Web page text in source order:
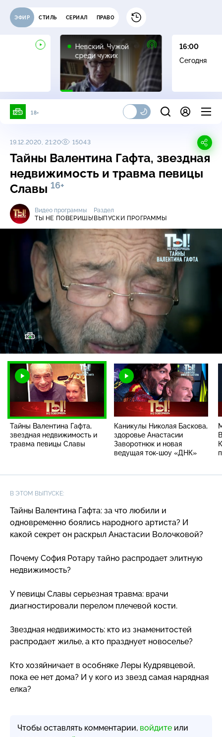
ЭФИР СТИЛЬ СЕРИАЛ ПРАВО
Невский. Чужой
среди чужих
16+
16:00
Сегодня
18+
19.12.2020, 21:20 15043
Тайны Валентина Гафта, звездная
недвижимость и травма певицы
Славы 16+
Видео программы
ТЫ НЕ ПОВЕРИШЬ!
Раздел
ВЫПУСКИ ПРОГРАММЫ
/
Загрузка:
1.87%
Тайны Валентина Гафта,
звездная недвижимость и
травма певицы Славы
Каникулы Николая Баскова,
здоровье Анастасии
Заворотнюк и новая
ведущая ток-шоу «ДНК»
В ЭТОМ ВЫПУСКЕ:
Тайны Валентина Гафта: за что любили и
одновременно боялись народного артиста? И
какой секрет он раскрыл Анастасии Волочковой?
Почему София Ротару тайно распродает элитную
недвижимость?
У певицы Славы серьезная травма: врачи
диагностировали перелом плечевой кости.
Звездная недвижимость: кто из знаменитостей
распродает жилье, а кто празднует новоселье?
Кто хозяйничает в особняке Леры Кудрявцевой,
пока ее нет дома? И у кого из звезд самая нарядная
елка?
Чтобы оставлять комментарии, войдите или